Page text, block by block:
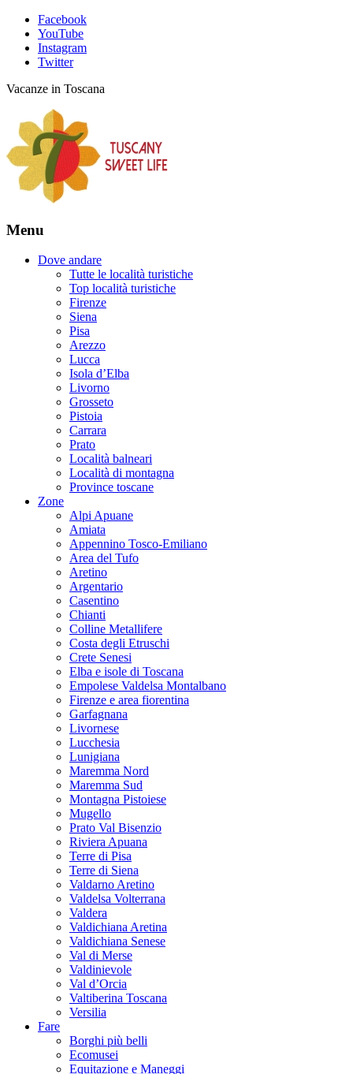
Facebook
YouTube
Instagram
Twitter
Vacanze in Toscana
Menu
Dove andare
Tutte le località turistiche
Top località turistiche
Firenze
Siena
Pisa
Arezzo
Lucca
Isola d’Elba
Livorno
Grosseto
Pistoia
Carrara
Prato
Località balneari
Località di montagna
Province toscane
Zone
Alpi Apuane
Amiata
Appennino Tosco-Emiliano
Area del Tufo
Aretino
Argentario
Casentino
Chianti
Colline Metallifere
Costa degli Etruschi
Crete Senesi
Elba e isole di Toscana
Empolese Valdelsa Montalbano
Firenze e area fiorentina
Garfagnana
Livornese
Lucchesia
Lunigiana
Maremma Nord
Maremma Sud
Montagna Pistoiese
Mugello
Prato Val Bisenzio
Riviera Apuana
Terre di Pisa
Terre di Siena
Valdarno Aretino
Valdelsa Volterrana
Valdera
Valdichiana Aretina
Valdichiana Senese
Val di Merse
Valdinievole
Val d’Orcia
Valtiberina Toscana
Versilia
Fare
Borghi più belli
Ecomusei
Equitazione e Maneggi